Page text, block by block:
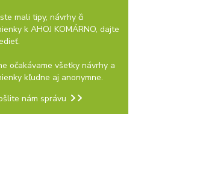
mali tipy, návrhy či
k AHOJ KOMÁRNO, dajte
očakávame všetky návrhy a
kľudne aj anonymne.
nám správu